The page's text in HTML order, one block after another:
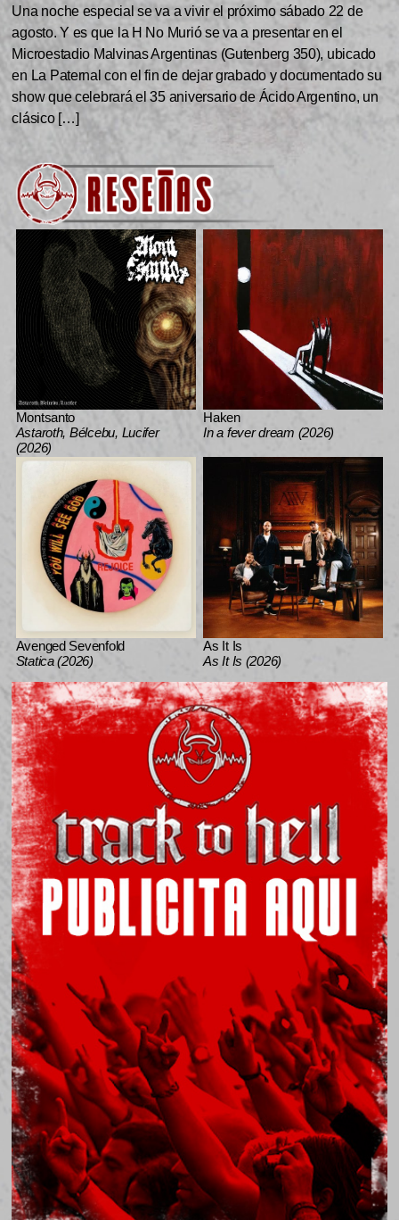
Una noche especial se va a vivir el próximo sábado 22 de
agosto. Y es que la H No Murió se va a presentar en el
Microestadio Malvinas Argentinas (Gutenberg 350), ubicado
en La Paternal con el fin de dejar grabado y documentado su
show que celebrará el 35 aniversario de Ácido Argentino, un
clásico […]
Montsanto
Astaroth, Bélcebu, Lucifer
(2026)
Haken
In a fever dream (2026)
Avenged Sevenfold
Statica (2026)
As It Is
As It Is (2026)